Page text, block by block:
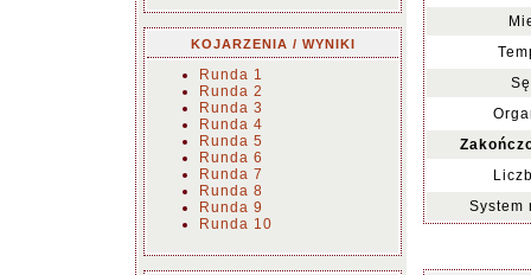
KOJARZENIA / WYNIKI
Runda 1
Runda 2
Runda 3
Runda 4
Runda 5
Runda 6
Runda 7
Runda 8
Runda 9
Runda 10
System